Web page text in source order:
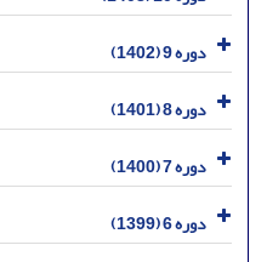
دوره 9 (1402)
دوره 8 (1401)
دوره 7 (1400)
دوره 6 (1399)